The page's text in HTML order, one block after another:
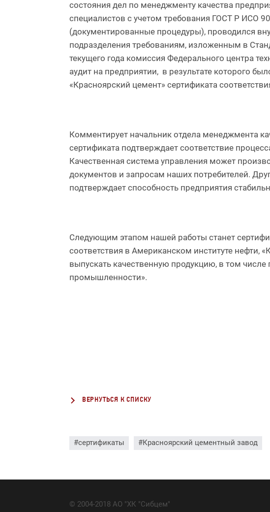
состояния дел по менеджменту качества
специалистов с учетом требования ГОСТ Р ИСО
(документированные процедуры), проводился
подразделения требованиям, изложенным в
текущего года комиссия Федерального центра
аудит на предприятии, в результате которого
«Красноярский цемент» сертификата
Комментирует начальник отдела менеджмента
сертификата подтверждает соответствие
Качественная система управления может
документов и запросам наших потребителей.
подтверждает способность предприятия
Следующим этапом нашей работы станет
соответствия в Американском институте нефти,
выпускать качественную продукцию, в том
промышленности».
ВЕРНУТЬСЯ К СПИСКУ
#сертификаты #Красноярский цементный завод
© 2004-2018 АО "ХК "Сибцем"